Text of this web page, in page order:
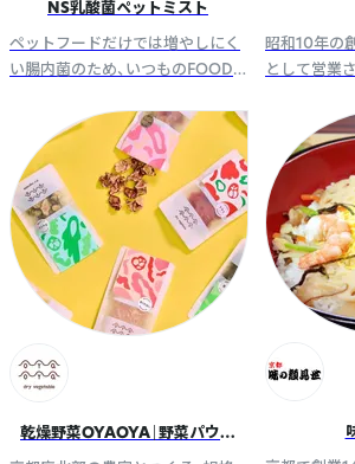
NS乳酸菌ペットミスト
ペットフードだけでは増やしにく
い腸内菌のため、いつものFOOD
草原のNS乳酸菌が、動物本来が持
つ生命力を目覚めさせ健康を守り
ます。
昭和10年の
として営業
んに知って
乾燥野菜OYAOYA｜野菜パウダ
ー・ドライフルーツも取り扱い